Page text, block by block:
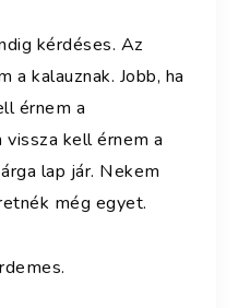
kérdéses. Az
kalauznak. Jobb, ha
érnem a
kell érnem a
lap jár. Nekem
még egyet.